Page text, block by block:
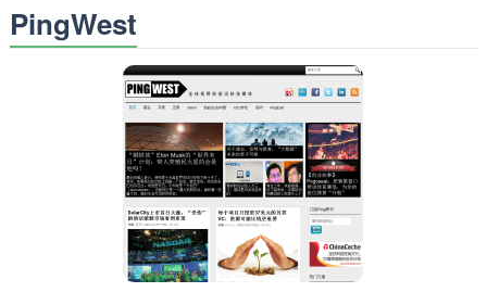
PingWest